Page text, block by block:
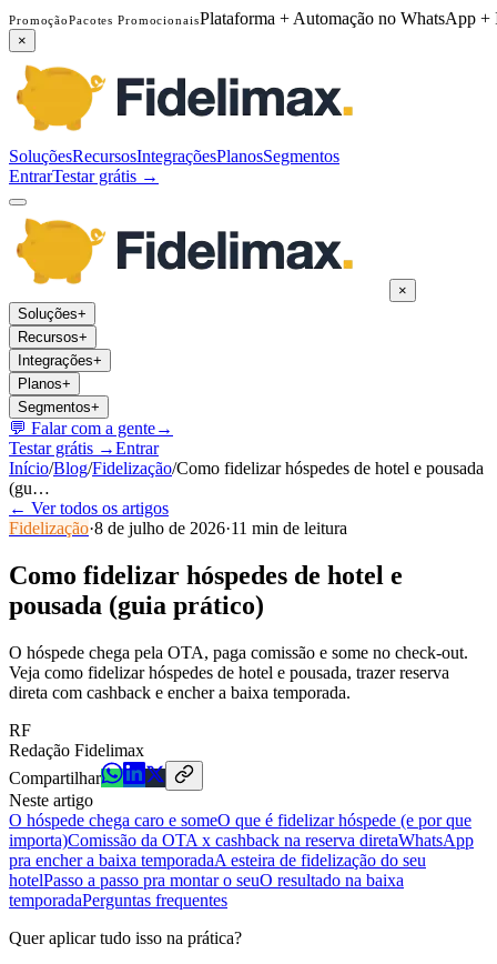
PromoçãoPacotes PromocionaisPlataforma + Automação no WhatsApp
×
SoluçõesRecursosIntegraçõesPlanosSegmentos
EntrarTestar grátis →
×
Soluções+
Recursos+
Integrações+
Planos+
Segmentos+
💬 Falar com a gente→
Testar grátis →Entrar
Início/Blog/Fidelização/Como fidelizar hóspedes de hotel e pousada
(gu…
← Ver todos os artigos
Fidelização·8 de julho de 2026·11 min de leitura
Como fidelizar hóspedes de hotel e
pousada (guia prático)
O hóspede chega pela OTA, paga comissão e some no check-out.
Veja como fidelizar hóspedes de hotel e pousada, trazer reserva
direta com cashback e encher a baixa temporada.
RF
Redação Fidelimax
Compartilhar
Neste artigo
O hóspede chega caro e someO que é fidelizar hóspede (e por que
importa)Comissão da OTA x cashback na reserva diretaWhatsApp
pra encher a baixa temporadaA esteira de fidelização do seu
hotelPasso a passo pra montar o seuO resultado na baixa
temporadaPerguntas frequentes
Quer aplicar tudo isso na prática?